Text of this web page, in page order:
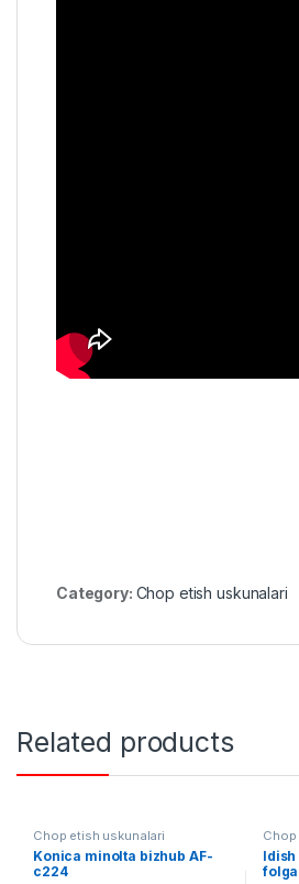
Category: Chop etish uskunalari
Related products
Chop etish uskunalari
Konica minolta bizhub AF-
c224
Chop
Idish